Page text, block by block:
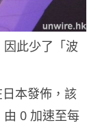
此少了「波
本發佈，該
0 加速至每